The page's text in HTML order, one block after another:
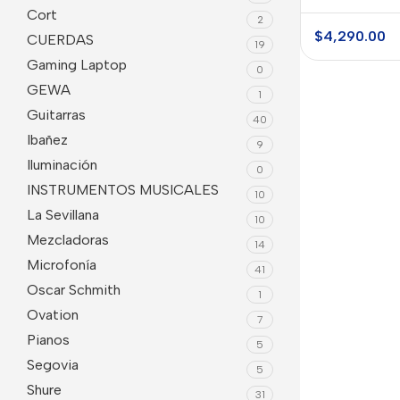
Cort 2
CUERDAS 19
Gaming Laptop 0
GEWA 1
Guitarras 40
Ibañez 9
Iluminación 0
INSTRUMENTOS MUSICALES 10
La Sevillana 10
Mezcladoras 14
Microfonía 41
Oscar Schmith 1
Ovation 7
Pianos 5
Segovia 5
Shure 31
La Sevillana
$4,290.00